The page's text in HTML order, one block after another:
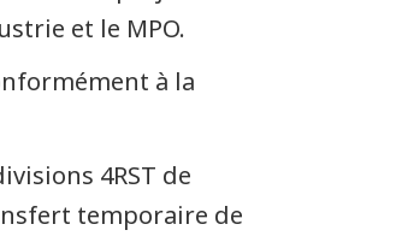
et le MPO.
à la
4RST de
temporaire de